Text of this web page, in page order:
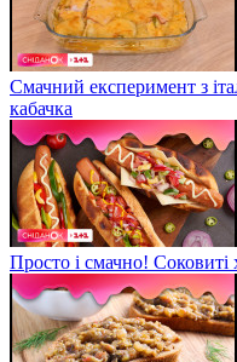
Смачний експеримент з
кабачка
Просто і смачно!